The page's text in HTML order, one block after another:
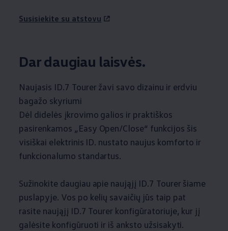
Susisiekite su atstovu
Dar daugiau laisvės.
Naujasis ID.7 Tourer žavi savo dizainu ir erdviu
bagažo skyriumi
Dėl didelės įkrovimo galios ir praktiškos
pasirenkamos „Easy Open/Close“ funkcijos šis
visiškai elektrinis ID. nustato naujus komforto ir
funkcionalumo standartus.
Sužinokite daugiau apie naująjį ID.7 Tourer šiame
puslapyje. Vos po kelių savaičių jūs taip pat
rasite naująjį ID.7 Tourer konfigūratoriuje, kur jį
galėsite konfigūruoti ir iš anksto užsisakyti.